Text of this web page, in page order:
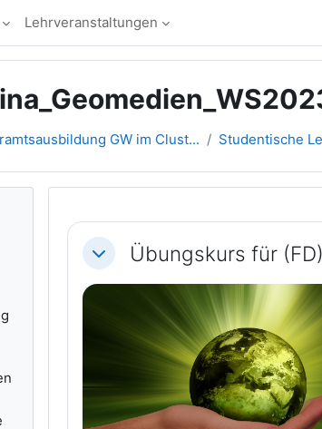
Lehrveranstaltungen
GW im Clust... Studentische
Abschnittsübersicht
EinklappenÜbungskurs für